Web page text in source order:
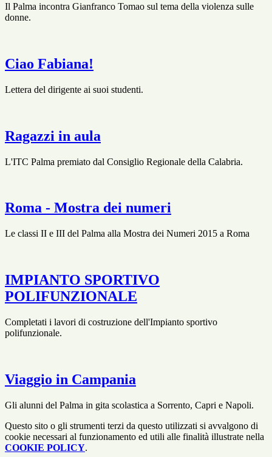
Il Palma incontra Gianfranco Tomao sul tema della violenza sulle
donne.
Ciao Fabiana!
Lettera del dirigente ai suoi studenti.
Ragazzi in aula
L'ITC Palma premiato dal Consiglio Regionale della Calabria.
Roma - Mostra dei numeri
Le classi II e III del Palma alla Mostra dei Numeri 2015 a Roma
IMPIANTO SPORTIVO
POLIFUNZIONALE
Completati i lavori di costruzione dell'Impianto sportivo
polifunzionale.
Viaggio in Campania
Gli alunni del Palma in gita scolastica a Sorrento, Capri e Napoli.
Questo sito o gli strumenti terzi da questo utilizzati si avvalgono di
cookie necessari al funzionamento ed utili alle finalità illustrate nella
COOKIE POLICY.